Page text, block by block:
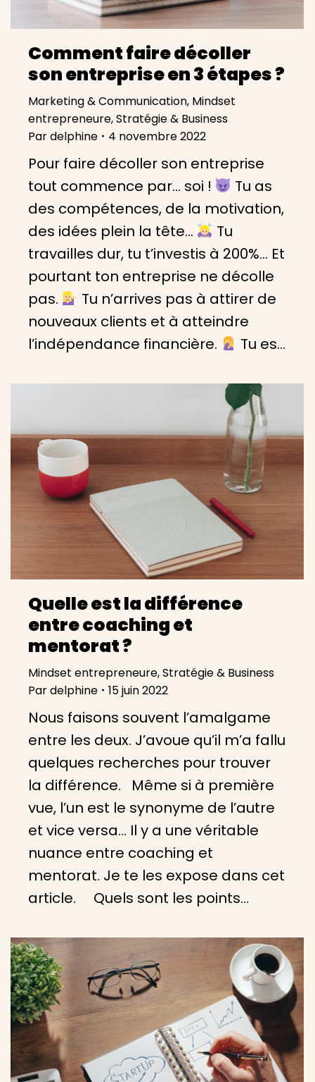
Comment faire décoller
son entreprise en 3 étapes ?
Marketing & Communication, Mindset
entrepreneure,Stratégie & Business
Pardelphine 4 novembre 2022
Pour faire décoller son entreprise
tout commence par… soi !
Tu as
des compétences, de la motivation,
des idées plein la tête…
Tu
travailles dur, tu t’investis à 200%… Et
pourtant ton entreprise ne décolle
pas.
Tu n’arrives pas à attirer de
nouveaux clients et à atteindre
l’indépendance financière.
Tu es…
Quelle est la différence
entre coaching et
mentorat ?
Mindset entrepreneure,Stratégie & Business
Pardelphine 15 juin 2022
Nous faisons souvent l’amalgame
entre les deux. J’avoue qu’il m’a fallu
quelques recherches pour trouver
la différence. Même si à première
vue, l’un est le synonyme de l’autre
et vice versa… Il y a une véritable
nuance entre coaching et
mentorat. Je te les expose dans cet
article. Quels sont les points…